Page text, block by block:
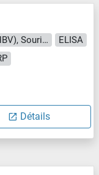
Reactivité: Hepatitis B Virus (HBV), Souris, Rat, Virus
ELISA
Détails